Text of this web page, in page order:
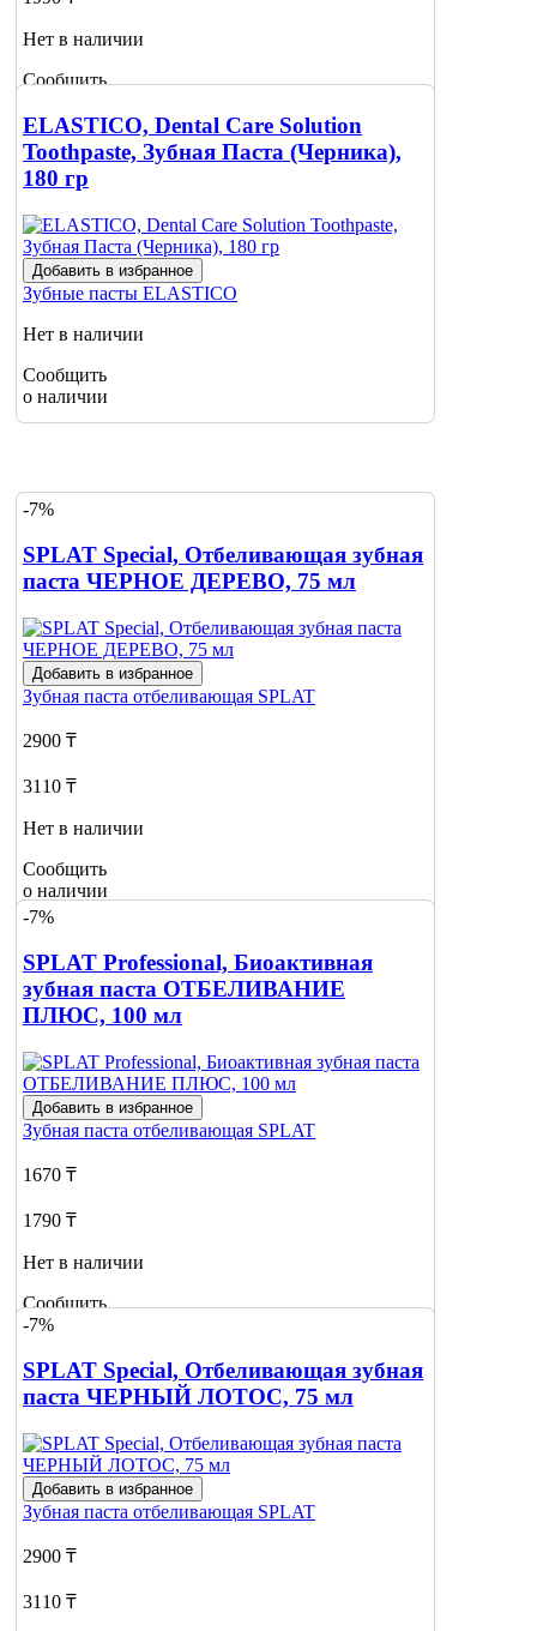
Нет в наличии
Сообщить
ELASTICO, Dental Care Solution
Toothpaste, Зубная Паста (Черника),
180 гр
Добавить в избранное
Зубные пасты ELASTICO
Нет в наличии
Сообщить
о наличии
-7%
SPLAT Special, Отбеливающая зубная
паста ЧЕРНОЕ ДЕРЕВО, 75 мл
Добавить в избранное
Зубная паста отбеливающая SPLAT
2900 ₸
3110 ₸
Нет в наличии
Сообщить
о наличии
-7%
SPLAT Professional, Биоактивная
зубная паста ОТБЕЛИВАНИЕ
ПЛЮС, 100 мл
Добавить в избранное
Зубная паста отбеливающая SPLAT
1670 ₸
1790 ₸
Нет в наличии
Сообщить
о наличии
-7%
SPLAT Special, Отбеливающая зубная
паста ЧЕРНЫЙ ЛОТОС, 75 мл
Добавить в избранное
Зубная паста отбеливающая SPLAT
2900 ₸
3110 ₸